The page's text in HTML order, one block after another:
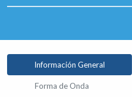
Información General
Forma de Onda